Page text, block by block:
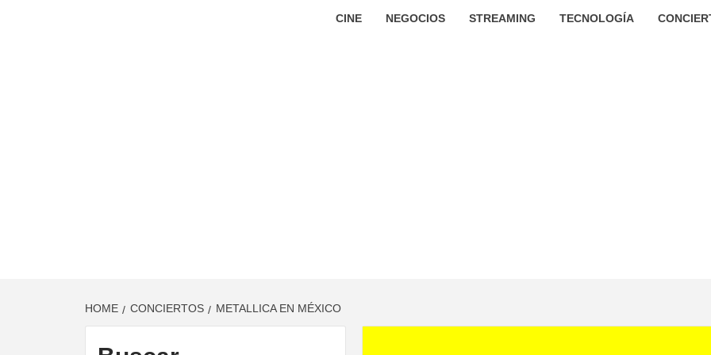
CINE NEGOCIOS STREAMING TECNOLOGÍA
HOME CONCIERTOS METALLICA EN MÉXICO